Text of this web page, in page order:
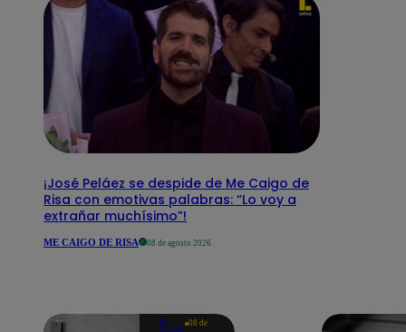
¡José Peláez se despide de Me Caigo de
Risa con emotivas palabras: “Lo voy a
extrañar muchísimo”!
ME CAIGO DE RISA 08 de agosto 2026
Te
08 de